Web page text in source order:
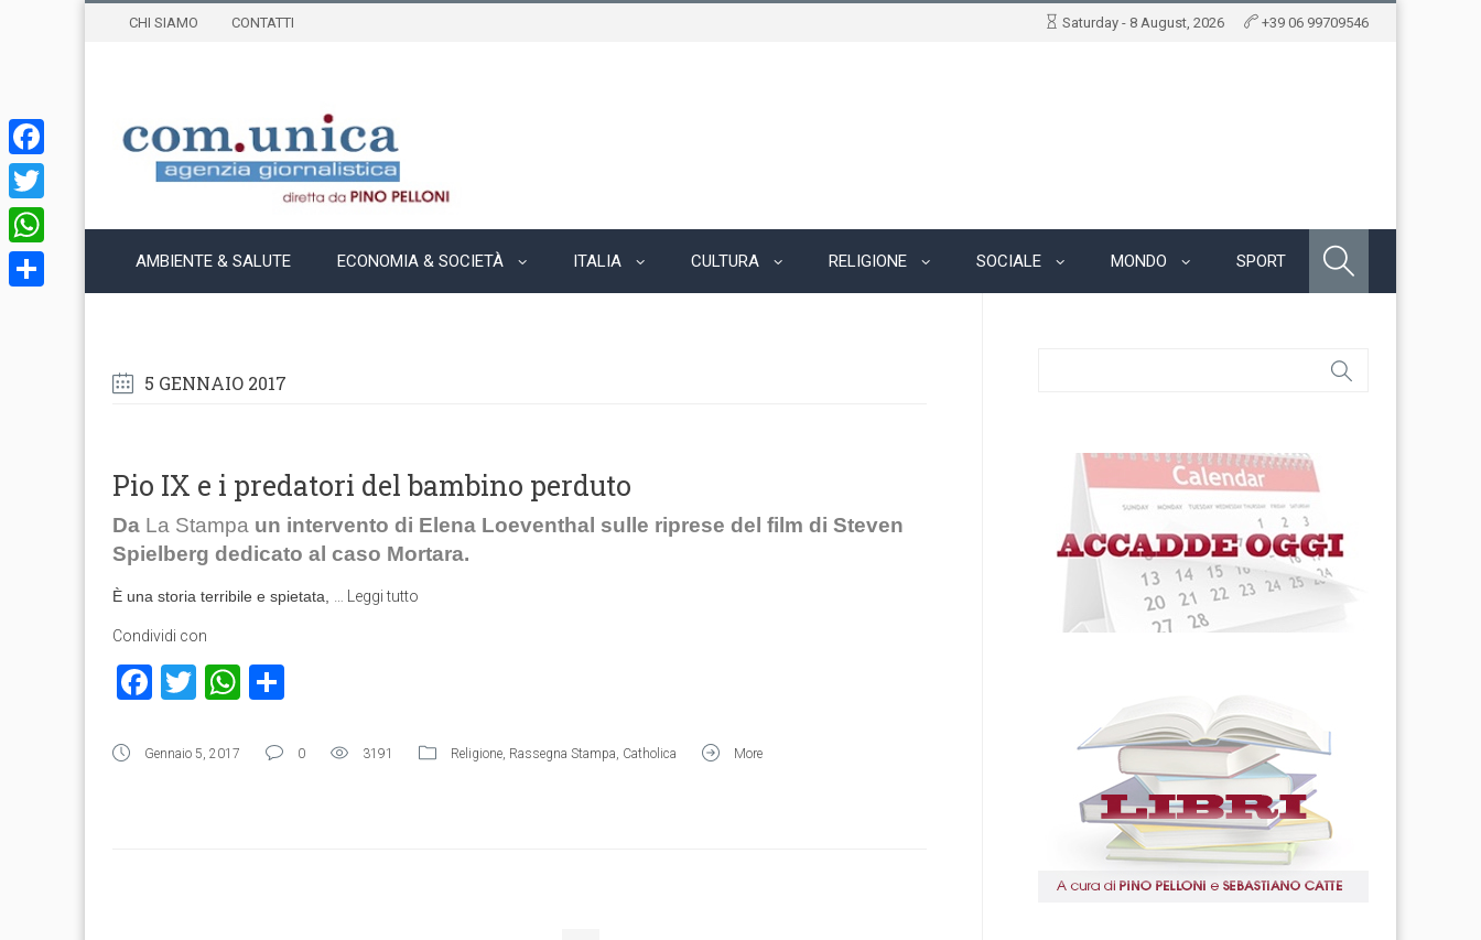
CHI SIAMO CONTATTI Saturday - 8 August, 2026 +39 06 99709546
AMBIENTE & SALUTE ECONOMIA & SOCIETÀ ITALIA CULTURA RELIGIONE SOCIALE MONDO SPORT
5 GENNAIO 2017
Pio IX e i predatori del bambino perduto
Da La Stampa un intervento di Elena Loeventhal sulle riprese del film di Steven
Spielberg dedicato al caso Mortara.
È una storia terribile e spietata, Leggi tutto
Condividi con
Facebook
TwitterWhatsApp
Gennaio 5, 2017 0 3191 Religione, Rassegna Stampa, Catholica More
Facebook
Twitter
WhatsApp